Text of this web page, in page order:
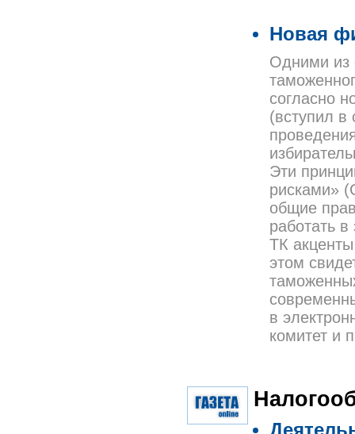
Новая
Одними из
согласно
(вступил в
Эти
рисками»
общие
работать
ТК
этом
в
комитет и